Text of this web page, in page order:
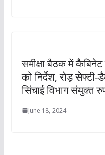
समीक्षा बैठक में
को निर्देश, रोड़
सिंचाई विभाग संयुक्त
June 18, 2024